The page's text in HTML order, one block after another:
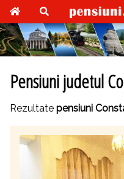
Pensiuni judetul
Rezultate pensiuni